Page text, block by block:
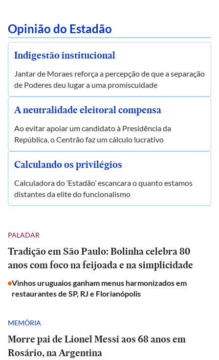
Opinião do Estadão
Indigestão institucional
Jantar de Moraes reforça a percepção de que a separação
de Poderes deu lugar a uma promiscuidade
A neutralidade eleitoral compensa
Ao evitar apoiar um candidato à Presidência da
República, o Centrão faz um cálculo lucrativo
Calculando os privilégios
Calculadora do ‘Estadão’ escancara o quanto estamos
distantes da elite do funcionalismo
PALADAR
Tradição em São Paulo: Bolinha celebra 80
anos com foco na feijoada e na simplicidade
Vinhos uruguaios ganham menus harmonizados em
restaurantes de SP, RJ e Florianópolis
MEMÓRIA
Morre pai de Lionel Messi aos 68 anos em
Rosário, na Argentina